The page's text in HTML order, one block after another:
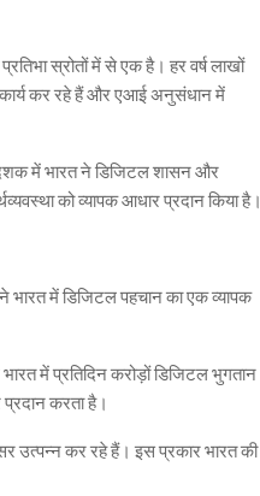
स्रोतों में से एक है। हर वर्ष लाखों
कार्य कर रहे हैं और एआई अनुसंधान में
दशक में भारत ने डिजिटल शासन और
को व्यापक आधार प्रदान किया है।
में डिजिटल पहचान का एक व्यापक
में प्रतिदिन करोड़ों डिजिटल भुगतान
करता है।
उत्पन्न कर रहे हैं। इस प्रकार भारत की